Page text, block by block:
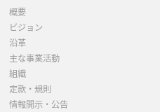
概要
ビジョン
沿革
主な事業活動
組織
定款・規則
情報開示・公告